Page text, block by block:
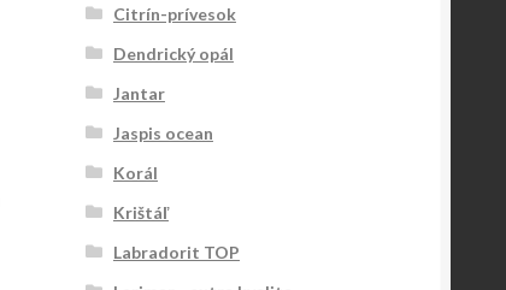
Citrín-prívesok
Dendrický opál
Jantar
Jaspis ocean
Korál
Krištáľ
Labradorit TOP